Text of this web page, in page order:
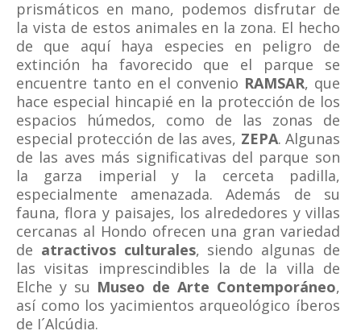
prismáticos en mano, podemos disfrutar de
la vista de estos animales en la zona. El hecho
de que aquí haya especies en peligro de
extinción ha favorecido que el parque se
encuentre tanto en el convenio RAMSAR, que
hace especial hincapié en la protección de los
espacios húmedos, como de las zonas de
especial protección de las aves, ZEPA. Algunas
de las aves más significativas del parque son
la garza imperial y la cerceta padilla,
especialmente amenazada. Además de su
fauna, flora y paisajes, los alrededores y villas
cercanas al Hondo ofrecen una gran variedad
de atractivos culturales, siendo algunas de
las visitas imprescindibles la de la villa de
Elche y su Museo de Arte Contemporáneo,
así como los yacimientos arqueológico íberos
de I´Alcúdia.